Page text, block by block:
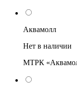
Аквамолл
Нет в наличии
МТРК